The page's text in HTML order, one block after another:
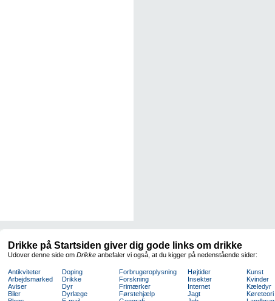
Drikke på Startsiden giver dig gode links om drikke
Udover denne side om Drikke anbefaler vi også, at du kigger på nedenstående sider:
Antikviteter
Arbejdsmarked
Aviser
Biler
Doping
Drikke
Dyr
Dyrlæge
Forbrugeroplysning
Forskning
Frimærker
Førstehjælp
Højtider
Insekter
Internet
Jagt
Kunst
Kvinder
Kæledyr
Køreteori